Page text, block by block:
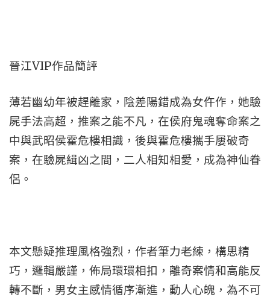
晉江VIP作品簡評
薄若幽幼年被趕離家，陰差陽錯成為女仵作，她驗
屍手法高超，推案之能不凡，在侯府鬼魂奪命案之
中與武昭侯霍危樓相識，後與霍危樓攜手屢破奇
案，在驗屍緝凶之間，二人相知相愛，成為神仙眷
侶。
本文懸疑推理風格強烈，作者筆力老練，構思精
巧，邏輯嚴謹，佈局環環相扣，離奇案情和高能反
轉不斷，男女主感情循序漸進，動人心魄，為不可